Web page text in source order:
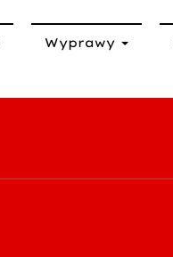
Wyprawy